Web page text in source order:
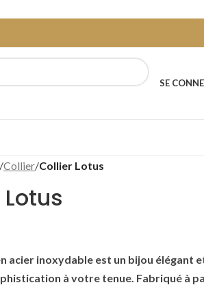
SE
Collier/Collier Lotus
acier inoxydable est un bijou élégant
à votre tenue. Fabriqué à